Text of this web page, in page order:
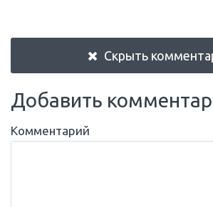
Скрыть
Добавить
Комментарий